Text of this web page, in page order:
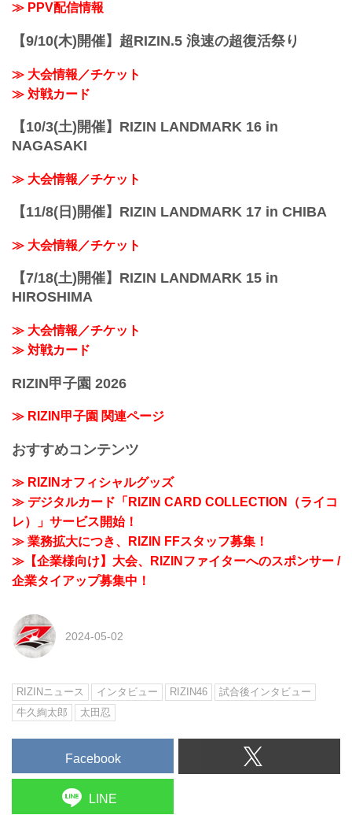
ーー宣言通りのKO勝ちの...
≫ PPV配信情報
【9/10(木)開催】超RIZIN.5 浪速の超復活祭り
≫ 大会情報／チケット
≫ 対戦カード
【10/3(土)開催】RIZIN LANDMARK 16 in
NAGASAKI
≫ 大会情報／チケット
【11/8(日)開催】RIZIN LANDMARK 17 in CHIBA
≫ 大会情報／チケット
【7/18(土)開催】RIZIN LANDMARK 15 in
HIROSHIMA
≫ 大会情報／チケット
≫ 対戦カード
RIZIN甲子園 2026
≫ RIZIN甲子園 関連ページ
おすすめコンテンツ
≫ RIZINオフィシャルグッズ
≫ デジタルカード「RIZIN CARD COLLECTION（ライコ
レ）」サービス開始！
≫ 業務拡大につき、RIZIN FFスタッフ募集！
≫【企業様向け】大会、RIZINファイターへのスポンサー /
企業タイアップ募集中！
2024-05-02
RIZINニュース インタビュー RIZIN46
試合後インタビュー
牛久絢太郎
太田忍
Facebook
LINE